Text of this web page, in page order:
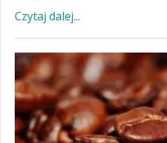
Czytaj dalej...